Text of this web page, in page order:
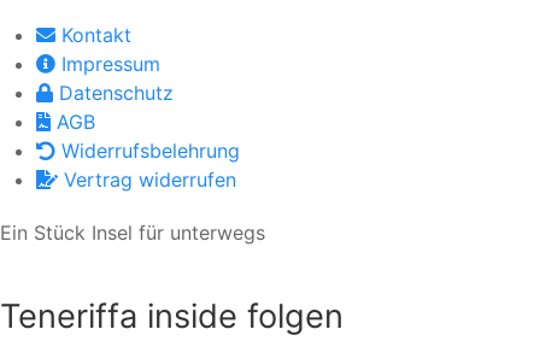
Kontakt
Impressum
Datenschutz
AGB
Widerrufsbelehrung
Vertrag widerrufen
Ein Stück Insel für unterwegs
Teneriffa inside folgen